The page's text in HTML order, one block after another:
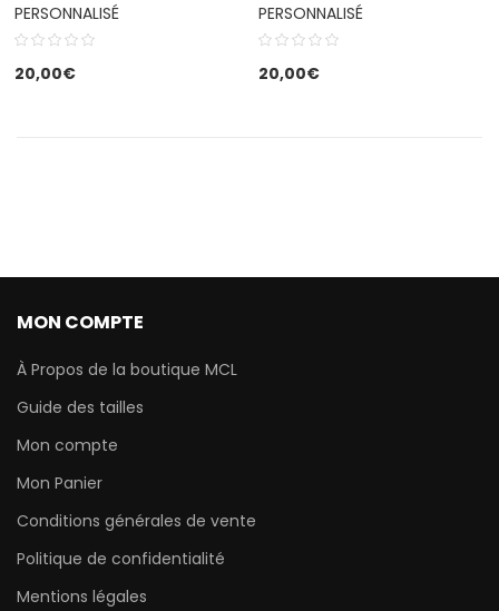
PERSONNALISÉ
20,00€
PERSONNALISÉ
20,00€
MON COMPTE
À Propos de la boutique MCL
Guide des tailles
Mon compte
Mon Panier
Conditions générales de vente
Politique de confidentialité
Mentions légales